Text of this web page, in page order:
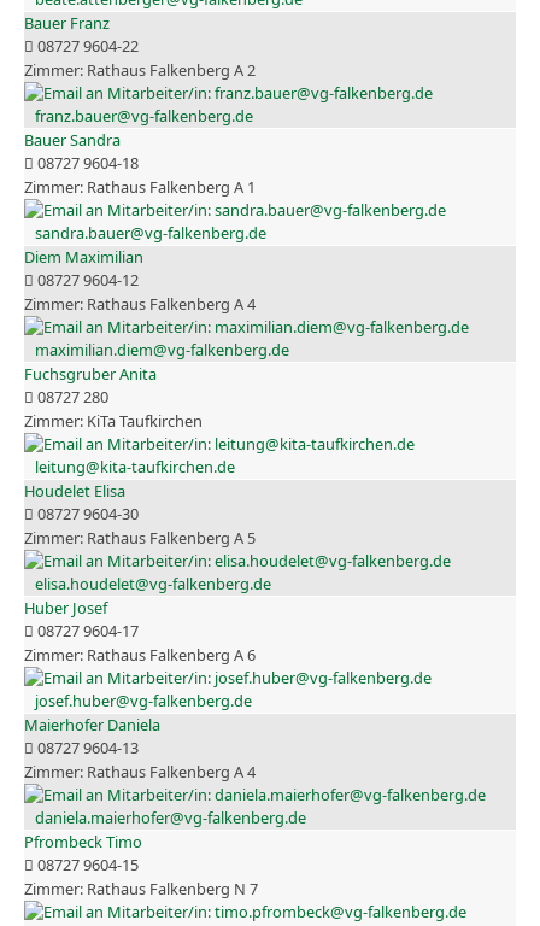
Bauer Franz
08727 9604-22
Rathaus Falkenberg A 2
franz.bauer@vg-falkenberg.de
Bauer Sandra
08727 9604-18
Rathaus Falkenberg A 1
sandra.bauer@vg-falkenberg.de
Diem Maximilian
08727 9604-12
Rathaus Falkenberg A 4
maximilian.diem@vg-falkenberg.de
Fuchsgruber Anita
08727 280
KiTa Taufkirchen
leitung@kita-taufkirchen.de
Houdelet Elisa
08727 9604-30
Rathaus Falkenberg A 5
elisa.houdelet@vg-falkenberg.de
Huber Josef
08727 9604-17
Rathaus Falkenberg A 6
josef.huber@vg-falkenberg.de
Maierhofer Daniela
08727 9604-13
Rathaus Falkenberg A 4
daniela.maierhofer@vg-falkenberg.de
Pfrombeck Timo
08727 9604-15
Rathaus Falkenberg N 7